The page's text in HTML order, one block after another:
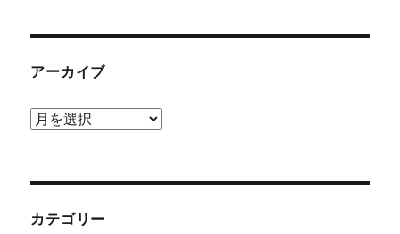
アーカイブ
ア
ブ
カテゴリー